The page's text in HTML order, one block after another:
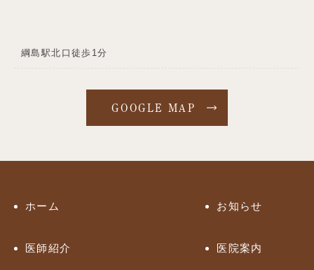
綱島駅北口徒歩1分
GOOGLE MAP
ホーム お知らせ
医師紹介 医院案内